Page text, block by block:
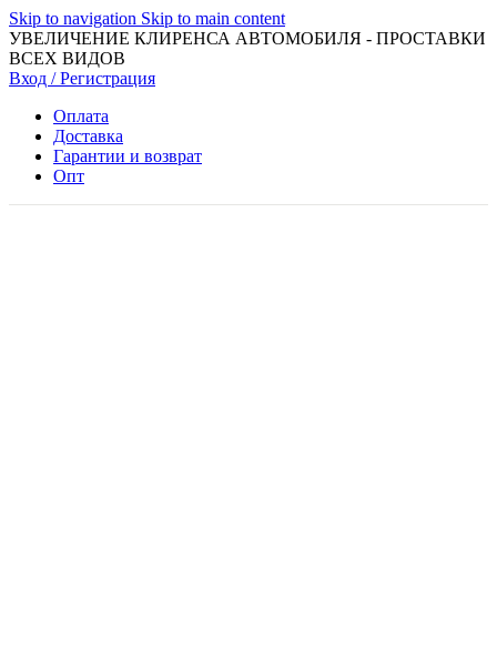
Skip to navigation Skip to main content
УВЕЛИЧЕНИЕ КЛИРЕНСА АВТОМОБИЛЯ - ПРОСТАВКИ
ВСЕХ ВИДОВ
Вход / Регистрация
Оплата
Доставка
Гарантии и возврат
Опт